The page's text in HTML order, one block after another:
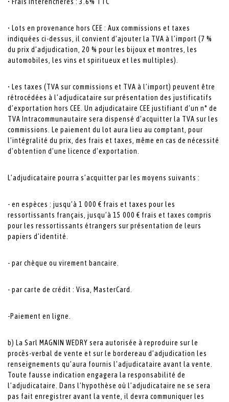
• Lots en provenance hors CEE : Aux commissions et taxes
indiquées ci-dessus, il convient d’ajouter la TVA à l’import (7 %
du prix d’adjudication, 20 % pour les bijoux et montres, les
automobiles, les vins et spiritueux et les multiples).
• Les taxes (TVA sur commissions et TVA à l’import) peuvent être
rétrocédées à l’adjudicataire sur présentation des justificatifs
d’exportation hors CEE. Un adjudicataire CEE justifiant d’un n° de
TVA Intracommunautaire sera dispensé d’acquitter la TVA sur les
commissions. Le paiement du lot aura lieu au comptant, pour
l’intégralité du prix, des frais et taxes, même en cas de nécessité
d’obtention d’une licence d’exportation.
L’adjudicataire pourra s’acquitter par les moyens suivants :
- en espèces : jusqu’à 1 000 € frais et taxes pour les
ressortissants français, jusqu’à 15 000 € frais et taxes compris
pour les ressortissants étrangers sur présentation de leurs
papiers d’identité.
- par chèque ou virement bancaire.
- par carte de crédit : Visa, MasterCard.
-Paiement en ligne.
b) La Sarl MAGNIN WEDRY sera autorisée à reproduire sur le
procès-verbal de vente et sur le bordereau d’adjudication les
renseignements qu’aura fournis l’adjudicataire avant la vente.
Toute fausse indication engagera la responsabilité de
l’adjudicataire. Dans l’hypothèse où l’adjudicataire ne se sera
pas fait enregistrer avant la vente, il devra communiquer les